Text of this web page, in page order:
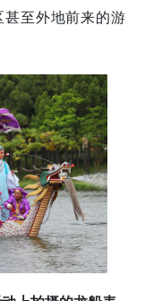
至外地前来的游